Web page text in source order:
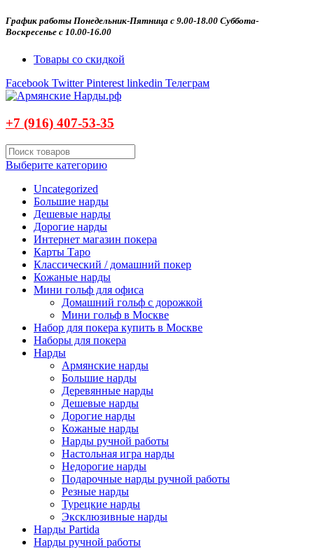
График работы Понедельник-Пятница с 9.00-18.00 Суббота-
Воскресенье с 10.00-16.00
Товары со скидкой
Facebook Twitter Pinterest linkedin Телеграм
+7 (916) 407-53-35
Выберите категорию
Uncategorized
Большие нарды
Дешевые нарды
Дорогие нарды
Интернет магазин покера
Карты Таро
Классический / домашний покер
Кожаные нарды
Мини гольф для офиса
Домашний гольф с дорожкой
Мини гольф в Москве
Набор для покера купить в Москве
Наборы для покера
Нарды
Армянские нарды
Большие нарды
Деревянные нарды
Дешевые нарды
Дорогие нарды
Кожаные нарды
Нарды ручной работы
Настольная игра нарды
Недорогие нарды
Подарочные нарды ручной работы
Резные нарды
Турецкие нарды
Эксклюзивные нарды
Нарды Partida
Нарды ручной работы